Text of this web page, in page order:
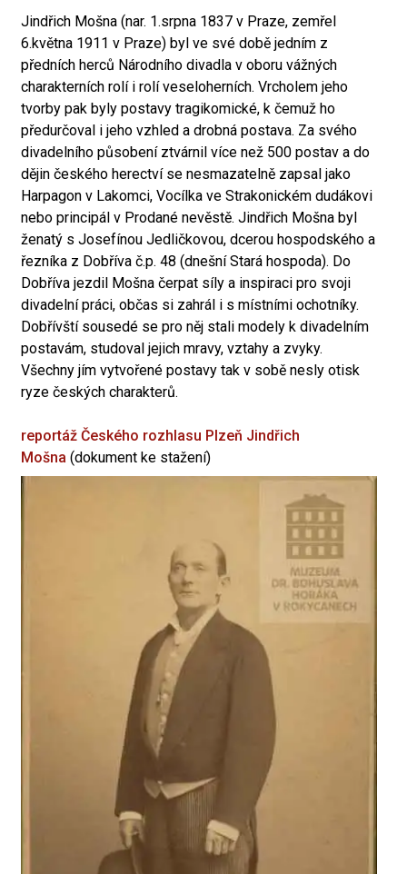
Jindřich Mošna (nar. 1.srpna 1837 v Praze, zemřel
6.května 1911 v Praze) byl ve své době jedním z
předních herců Národního divadla v oboru vážných
charakterních rolí i rolí veseloherních. Vrcholem jeho
tvorby pak byly postavy tragikomické, k čemuž ho
předurčoval i jeho vzhled a drobná postava. Za svého
divadelního působení ztvárnil více než 500 postav a do
dějin českého herectví se nesmazatelně zapsal jako
Harpagon v Lakomci, Vocílka ve Strakonickém dudákovi
nebo principál v Prodané nevěstě. Jindřich Mošna byl
ženatý s Josefínou Jedličkovou, dcerou hospodského a
řezníka z Dobříva č.p. 48 (dnešní Stará hospoda). Do
Dobříva jezdil Mošna čerpat síly a inspiraci pro svoji
divadelní práci, občas si zahrál i s místními ochotníky.
Dobřívští sousedé se pro něj stali modely k divadelním
postavám, studoval jejich mravy, vztahy a zvyky.
Všechny jím vytvořené postavy tak v sobě nesly otisk
ryze českých charakterů.
reportáž Českého rozhlasu Plzeň Jindřich
Mošna (dokument ke stažení)